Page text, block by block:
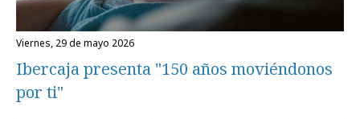
viernes, 29 de mayo 2026
Ibercaja presenta "150 años moviéndonos
por ti"